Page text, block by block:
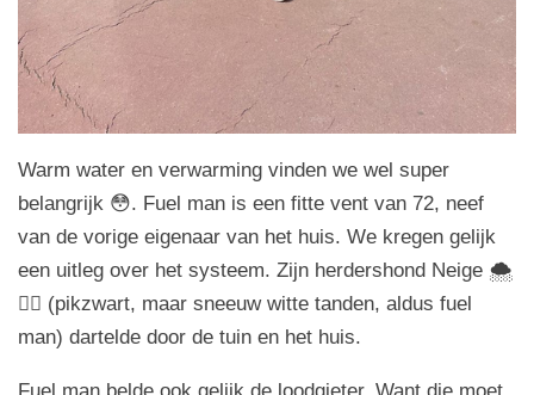
Warm water en verwarming vinden we wel super
belangrijk 😳. Fuel man is een fitte vent van 72, neef
van de vorige eigenaar van het huis. We kregen gelijk
een uitleg over het systeem. Zijn herdershond Neige 🌨️
🐕‍🦺 (pikzwart, maar sneeuw witte tanden, aldus fuel
man) dartelde door de tuin en het huis.
Fuel man belde ook gelijk de loodgieter. Want die moet